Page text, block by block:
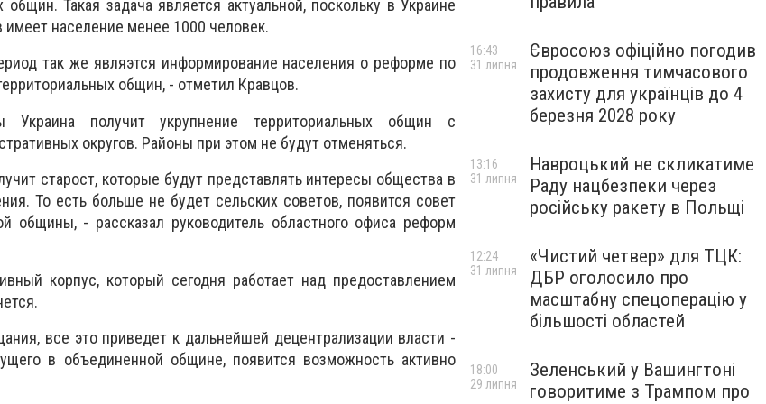
Такая задача является актуальной, поскольку в Украине
имеет население менее 1000 человек.
так же являэтся информирование населения о реформе по
общин, - отметил Кравцов.
Украина получит укрупнение территориальных общин с
округов. Районы при этом не будут отменяться.
старост, которые будут представлять интересы общества в
То есть больше не будет сельских советов, появится совет
общины, - рассказал руководитель областного офиса реформ
корпус, который сегодня работает над предоставлением
все это приведет к дальнейшей децентрализации власти -
в объединенной общине, появится возможность активно
Євросоюз офіційно погодив
продовження тимчасового
захисту для українців до 4
березня 2028 року
16:43
31 липня
Навроцький не скликатиме
Раду нацбезпеки через
російську ракету в Польщі
13:16
31 липня
«Чистий четвер» для ТЦК:
ДБР оголосило про
масштабну спецоперацію у
більшості областей
12:24
31 липня
Зеленський у Вашингтоні
говоритиме з Трампом про
18:00
29 липня